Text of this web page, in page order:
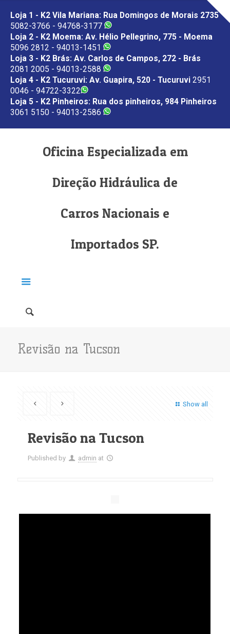
Loja 1 - K2 Vila Mariana: Rua Domingos de Morais 2735
5082-3766 - 94768-3177
Loja 2 - K2 Moema: Av. Hélio Pellegrino, 775 - Moema
5096 2812 - 94013-1451
Loja 3 - K2 Brás: Av. Carlos de Campos, 272 - Brás
2081 2005 - 94013-2588
Loja 4 - K2 Tucuruvi: Av. Guapira, 520 - Tucuruvi 2951
0046 - 94722-3322
Loja 5 - K2 Pinheiros: Rua dos pinheiros, 984 Pinheiros
3061 5150 - 94013-2586
Oficina Especializada em
Direção Hidráulica de
Carros Nacionais e
Importados SP.
Revisão na Tucson
Show all
Revisão na Tucson
Published by admin at